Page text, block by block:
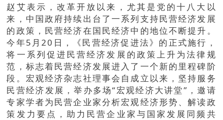
赵艾表示，改革开放以来，尤其是党的十八大以
来，中国政府持续出台了一系列支持民营经济发展
的政策，民营经济在国民经济中的地位不断提升。
今年5月20日，《民营经济促进法》的正式施行，
将一系列促进民营经济发展的政策上升为法律规
范，标志着民营经济发展进入了一个新的里程碑阶
段。宏观经济杂志社理事会自成立以来，坚持服务
民营经济发展，举办多场“宏观经济大讲堂”，邀请
专家学者为民营企业家分析宏观经济形势、解读政
策发力要点，助力民营企业家与国家发展同频共